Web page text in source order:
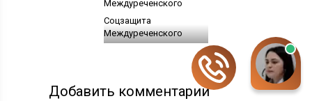
Соцзащита
Междуреченского
Добавить комментарий